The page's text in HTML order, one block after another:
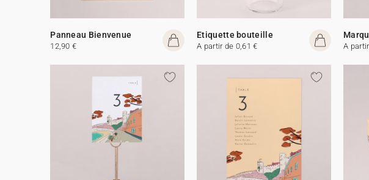
Panneau Bienvenue
12,90 €
Etiquette bouteille
A partir de 0,61 € A